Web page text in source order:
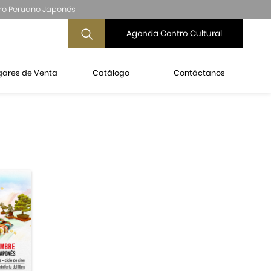
Peruano Japonés
Agenda Centro Cultural
de Venta Catálogo Contáctanos